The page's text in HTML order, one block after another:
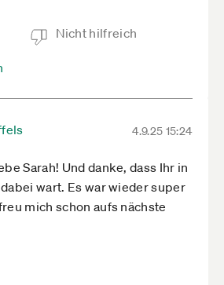
Nicht hilfreich
4.9.25 15:24
Sarah! Und danke, dass Ihr in
wart. Es war wieder super
mich schon aufs nächste